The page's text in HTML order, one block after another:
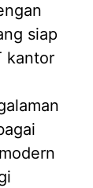
siap
kantor